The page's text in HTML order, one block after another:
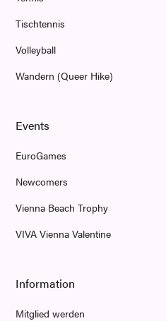
Tischtennis
Volleyball
Wandern (Queer Hike)
Events
EuroGames
Newcomers
Vienna Beach Trophy
VIVA Vienna Valentine
Information
Mitglied werden